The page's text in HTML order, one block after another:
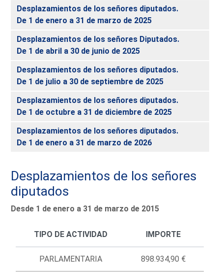
Desplazamientos de los señores diputados.
De 1 de enero a 31 de marzo de 2025
Desplazamientos de los señores Diputados.
De 1 de abril a 30 de junio de 2025
Desplazamientos de los señores diputados.
De 1 de julio a 30 de septiembre de 2025
Desplazamientos de los señores diputados.
De 1 de octubre a 31 de diciembre de 2025
Desplazamientos de los señores diputados.
De 1 de enero a 31 de marzo de 2026
Desplazamientos de los señores
diputados
Desde 1 de enero a 31 de marzo de 2015
TIPO DE ACTIVIDAD IMPORTE
PARLAMENTARIA 898.934,90 €